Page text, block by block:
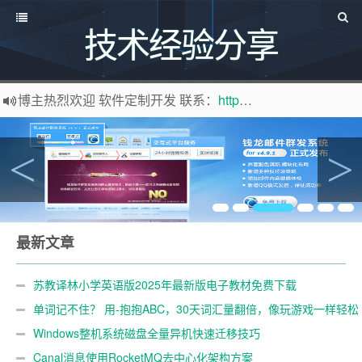
技术经验分享
博主热烈欢迎 软件定制开发 联系： http://www.bywei.cn
已升级为最新版主题,并将持续优化改造中，支持说说碎语功能，可像添加文章一样直接添加说说，
感谢您百度求点赞啊!百度网址
如果您觉得本站非常有看点，那么赶紧使用Ctrl+D 收藏百味博客吧
最新文章
苏教译林小学英语版2025年最新版电子教材免费下载
单词记不住？ 用-抱抱ABC，30天词汇量翻倍，像玩游戏一样轻松
学英语！
Windows整机系统磁盘全量异机快速迁移技巧
Canal消息使用RocketMQ去中心化架构方案